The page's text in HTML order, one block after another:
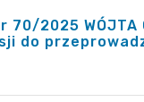
70/2025
do